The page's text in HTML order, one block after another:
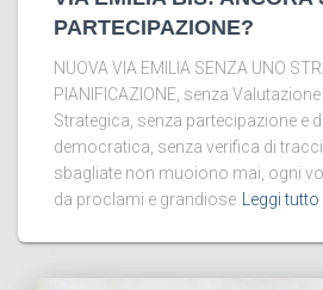
PARTECIPAZIONE?
NUOVA VIA EMILIA SENZA UNO
PIANIFICAZIONE, senza
Strategica, senza partecipazione e
democratica, senza verifica di
sbagliate non muoiono mai, ogni
da proclami e grandiose
Leggi tutto